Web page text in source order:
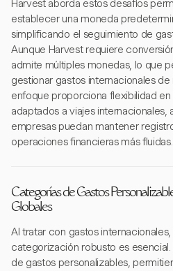
Harvest aborda estos desafíos
establecer una moneda
simplificando el seguimiento de
Aunque Harvest requiere
admite múltiples monedas, lo que
gestionar gastos internacionales
enfoque proporciona flexibilidad
adaptados a viajes internacionales,
empresas puedan mantener
operaciones financieras más fluidas.
Categorías de Gastos
Globales
Al tratar con gastos
categorización robusto es
de gastos personalizables,